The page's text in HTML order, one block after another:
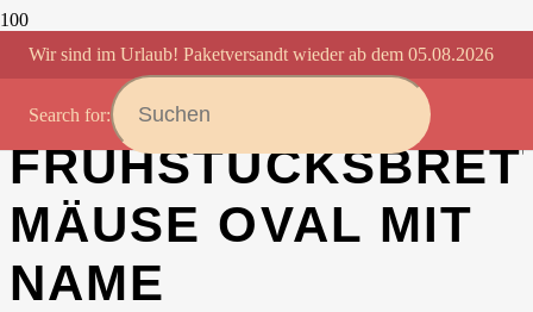
Wir sind im Urlaub! Paketversandt wieder ab dem 05.08.2026
Search for:
Wunschbeschriftung 25x17 cm/ Frühstücksbrettchen Mäuse oval
mit Name
MÄUSE OVAL MIT
NAME